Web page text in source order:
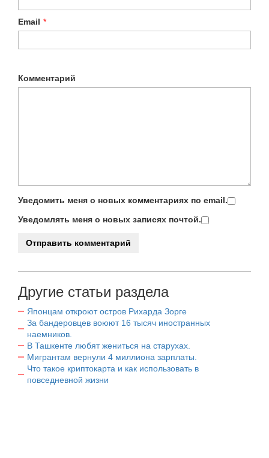
Email *
Комментарий
Уведомить меня о новых комментариях по email.
Уведомлять меня о новых записях почтой.
Другие статьи раздела
Японцам откроют остров Рихарда Зорге
За бандеровцев воюют 16 тысяч иностранных
наемников.
В Ташкенте любят жениться на старухах.
Мигрантам вернули 4 миллиона зарплаты.
Что такое криптокарта и как использовать в
повседневной жизни